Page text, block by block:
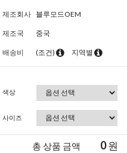
제조회사 블루모드OEM
제조국 중국
배송비 (조건) 지역별
색상
사이즈
총 상품 금액 0원